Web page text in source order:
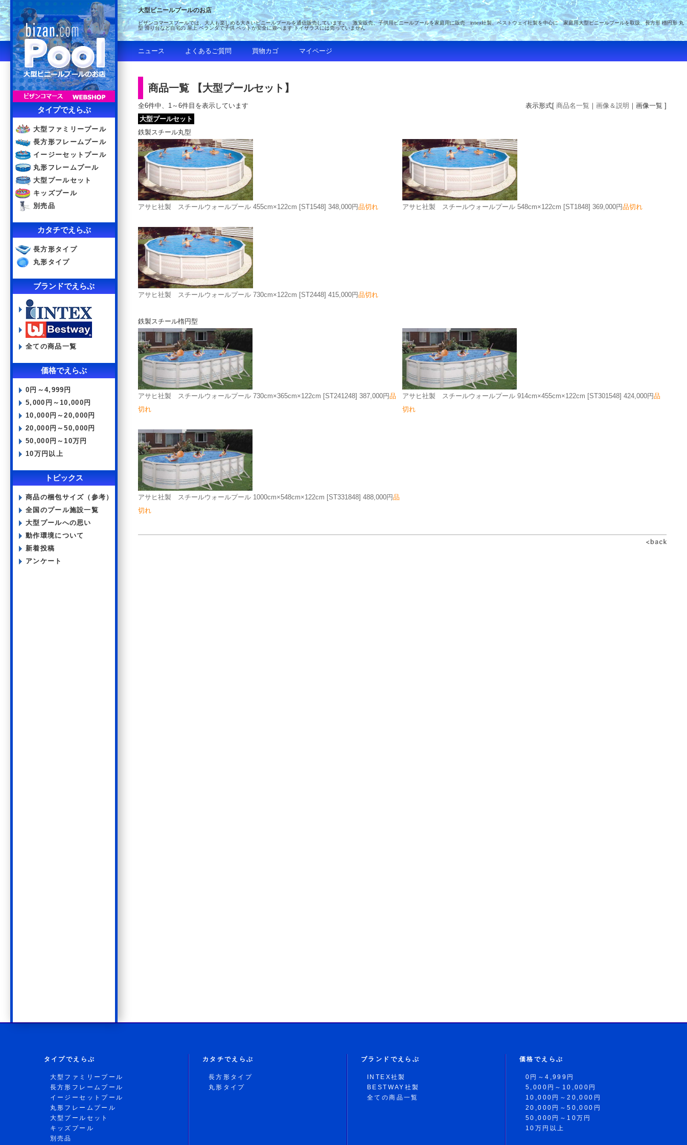
タイプでえらぶ
大型ファミリープール
長方形フレームプール
イージーセットプール
丸形フレームプール
大型プールセット
キッズプール
別売品
カタチでえらぶ
長方形タイプ
丸形タイプ
ブランドでえらぶ
全ての商品一覧
価格でえらぶ
0円～4,999円
5,000円～10,000円
10,000円～20,000円
20,000円～50,000円
50,000円～10万円
10万円以上
トピックス
商品の梱包サイズ（参考）
全国のプール施設一覧
大型プールへの思い
動作環境について
新着投稿
アンケート
大型ビニールプールのお店
ビザンコマースプールでは、大人も楽しめる大きいビニールプールを通信販売しています。 激安販売、子供用ビニールプールを家庭用に販売 intex社製、ベストウェイ社製を中心に 家庭用大型ビニールプールを取扱、長方形 楕円形 丸
型 滑り台など自宅の 屋上 ベランダで子供 ペットが安全に遊べます トイザラスには売っていません
ニュース よくあるご質問 買物カゴ マイページ
商品一覧 【大型プールセット】
全6件中、1～6件目を表示しています 表示形式[ 商品名一覧 ｜ 画像＆説明 ｜画像一覧 ]
大型プールセット
鉄製スチール丸型
アサヒ社製 スチールウォールプール 455cm×122cm [ST1548] 348,000円品切れ アサヒ社製 スチールウォールプール 548cm×122cm [ST1848] 369,000円品切れ
アサヒ社製 スチールウォールプール 730cm×122cm [ST2448] 415,000円品切れ
鉄製スチール楕円型
アサヒ社製 スチールウォールプール 730cm×365cm×122cm [ST241248] 387,000円品
切れ
アサヒ社製 スチールウォールプール 914cm×455cm×122cm [ST301548] 424,000円品
切れ
アサヒ社製 スチールウォールプール 1000cm×548cm×122cm [ST331848] 488,000円品
切れ
タイプでえらぶ
大型ファミリープール
長方形フレームプール
イージーセットプール
丸形フレームプール
大型プールセット
キッズプール
別売品
カタチでえらぶ
長方形タイプ
丸形タイプ
ブランドでえらぶ
INTEX社製
BESTWAY社製
全ての商品一覧
価格でえらぶ
0円～4,999円
5,000円～10,000円
10,000円～20,000円
20,000円～50,000円
50,000円～10万円
10万円以上